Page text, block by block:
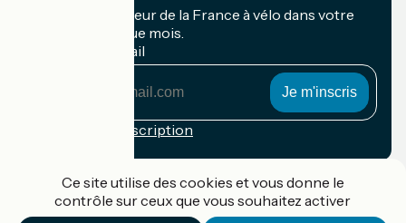
Recevez le meilleur de la France à vélo dans votre
boîte mail chaque mois.
Mon adresse mail
Conditions d'inscription
Ce site utilise des cookies et vous donne le
contrôle sur ceux que vous souhaitez activer